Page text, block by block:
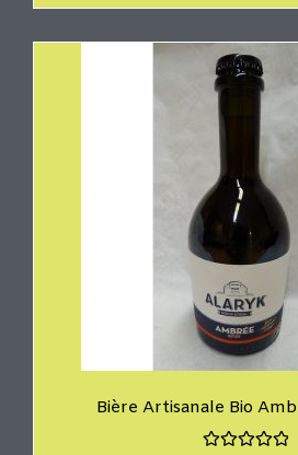
e
s
Bière Artisanale Bio